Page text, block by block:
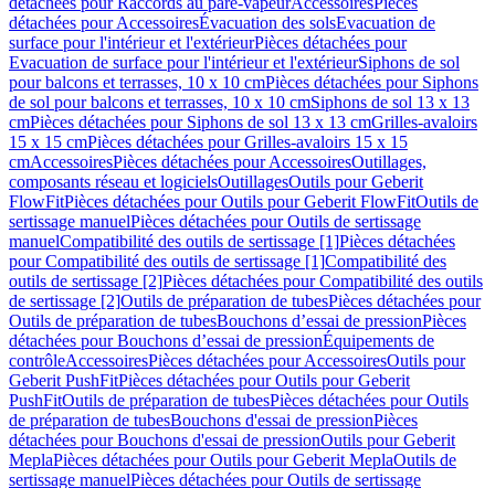
détachées pour AccessoiresÉvacuation des solsEvacuation de
surface pour l'intérieur et l'extérieurPièces détachées pour
Evacuation de surface pour l'intérieur et l'extérieurSiphons de sol
pour balcons et terrasses, 10 x 10 cmPièces détachées pour Siphons
de sol pour balcons et terrasses, 10 x 10 cmSiphons de sol 13 x 13
cmPièces détachées pour Siphons de sol 13 x 13 cmGrilles-avaloirs
15 x 15 cmPièces détachées pour Grilles-avaloirs 15 x 15
cmAccessoiresPièces détachées pour AccessoiresOutillages,
composants réseau et logicielsOutillagesOutils pour Geberit
FlowFitPièces détachées pour Outils pour Geberit FlowFitOutils de
sertissage manuelPièces détachées pour Outils de sertissage
manuelCompatibilité des outils de sertissage [1]Pièces détachées
pour Compatibilité des outils de sertissage [1]Compatibilité des
outils de sertissage [2]Pièces détachées pour Compatibilité des outils
de sertissage [2]Outils de préparation de tubesPièces détachées pour
Outils de préparation de tubesBouchons d’essai de pressionPièces
détachées pour Bouchons d’essai de pressionÉquipements de
contrôleAccessoiresPièces détachées pour AccessoiresOutils pour
Geberit PushFitPièces détachées pour Outils pour Geberit
PushFitOutils de préparation de tubesPièces détachées pour Outils
de préparation de tubesBouchons d'essai de pressionPièces
détachées pour Bouchons d'essai de pressionOutils pour Geberit
MeplaPièces détachées pour Outils pour Geberit MeplaOutils de
sertissage manuelPièces détachées pour Outils de sertissage